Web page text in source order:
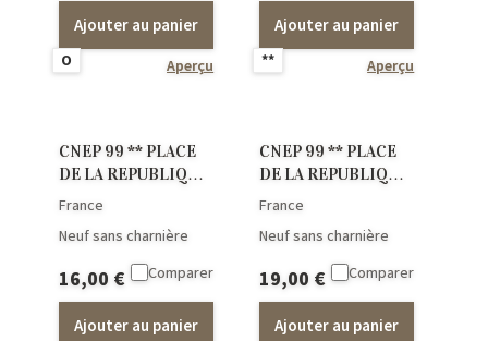
O
Ajouter au panier
Aperçu **
Ajouter au panier
Aperçu
CNEP 99 ** PLACE
DE LA REPUBLIQUE
F.D.C.
France
Neuf sans charnière
16,00 €
Ajouter au panier
Comparer
CNEP 99 ** PLACE
DE LA REPUBLIQUE
Epreuve de luxe
France
Neuf sans charnière
19,00 €
Ajouter au panier
Comparer